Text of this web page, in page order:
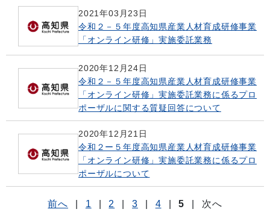
2021年03月23日
令和２－５年度高知県産業人材育成研修事業
「オンライン研修」実施委託業務
2020年12月24日
令和２－５年度高知県産業人材育成研修事業
「オンライン研修」実施委託業務に係るプロ
ポーザルに関する質疑回答について
2020年12月21日
令和２ー５年度高知県産業人材育成研修事業
「オンライン研修」実施委託業務に係るプロ
ポーザルについて
前へ 1 2 3 4 5 次へ